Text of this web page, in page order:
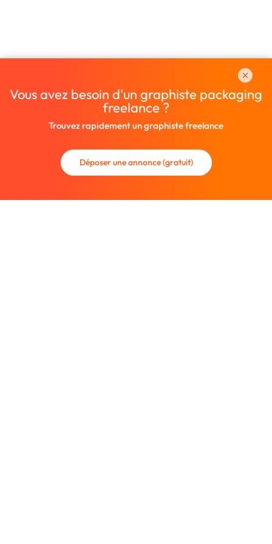
Vous avez besoin d'un graphiste packaging
freelance ?
Trouvez rapidement un graphiste freelance
Déposer une annonce (gratuit)